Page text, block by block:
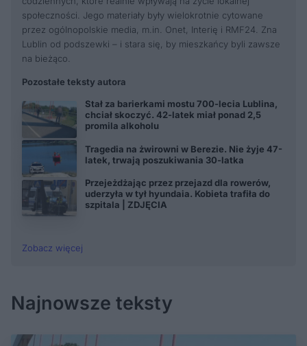
społeczności. Jego materiały były wielokrotnie cytowane
przez ogólnopolskie media, m.in. Onet, Interię i RMF24. Zna
Lublin od podszewki – i stara się, by mieszkańcy byli zawsze
na bieżąco.
Pozostałe teksty autora
Stał za barierkami mostu 700-lecia Lublina,
chciał skoczyć. 42-latek miał ponad 2,5
promila alkoholu
Tragedia na żwirowni w Berezie. Nie żyje 47-
latek, trwają poszukiwania 30-latka
Przejeżdżając przez przejazd dla rowerów,
uderzyła w tył hyundaia. Kobieta trafiła do
szpitala | ZDJĘCIA
Zobacz więcej
Najnowsze teksty